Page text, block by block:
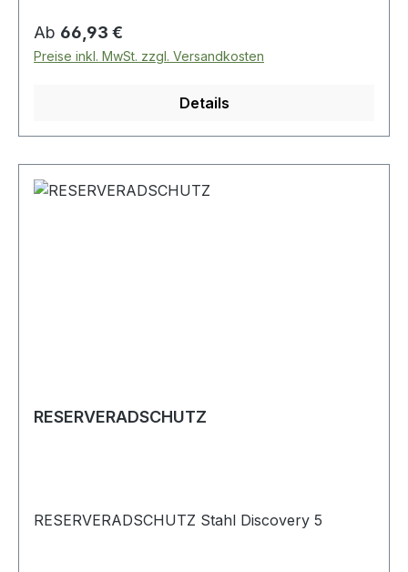
Regulärer Preis:
Ab 66,93 €
Preise inkl. MwSt. zzgl. Versandkosten
Details
RESERVERADSCHUTZ
RESERVERADSCHUTZ Stahl Discovery 5